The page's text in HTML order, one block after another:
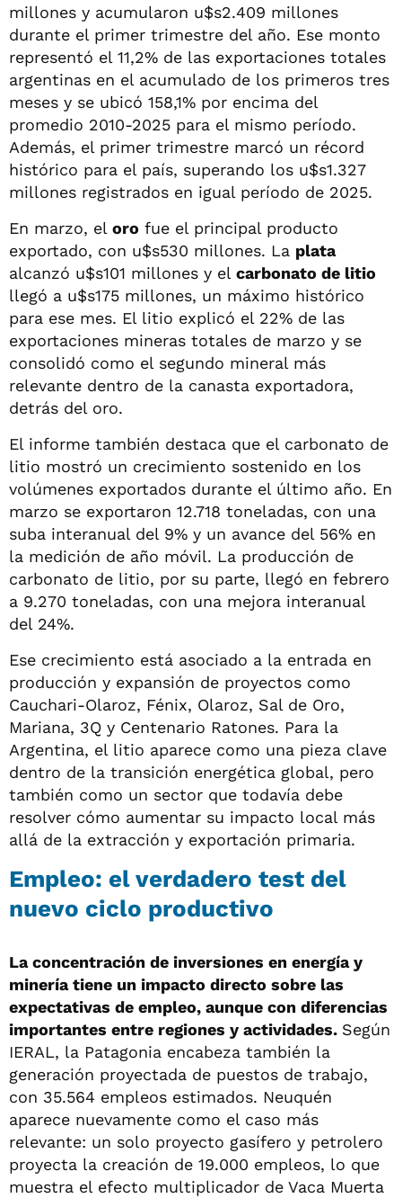
millones y acumularon u$s2.409 millones
durante el primer trimestre del año. Ese monto
representó el 11,2% de las exportaciones totales
argentinas en el acumulado de los primeros tres
meses y se ubicó 158,1% por encima del
promedio 2010-2025 para el mismo período.
Además, el primer trimestre marcó un récord
histórico para el país, superando los u$s1.327
millones registrados en igual período de 2025.
En marzo, el oro fue el principal producto
exportado, con u$s530 millones. La plata
alcanzó u$s101 millones y el carbonato de litio
llegó a u$s175 millones, un máximo histórico
para ese mes. El litio explicó el 22% de las
exportaciones mineras totales de marzo y se
consolidó como el segundo mineral más
relevante dentro de la canasta exportadora,
detrás del oro.
El informe también destaca que el carbonato de
litio mostró un crecimiento sostenido en los
volúmenes exportados durante el último año. En
marzo se exportaron 12.718 toneladas, con una
suba interanual del 9% y un avance del 56% en
la medición de año móvil. La producción de
carbonato de litio, por su parte, llegó en febrero
a 9.270 toneladas, con una mejora interanual
del 24%.
Ese crecimiento está asociado a la entrada en
producción y expansión de proyectos como
Cauchari-Olaroz, Fénix, Olaroz, Sal de Oro,
Mariana, 3Q y Centenario Ratones. Para la
Argentina, el litio aparece como una pieza clave
dentro de la transición energética global, pero
también como un sector que todavía debe
resolver cómo aumentar su impacto local más
allá de la extracción y exportación primaria.
Empleo: el verdadero test del
nuevo ciclo productivo
La concentración de inversiones en energía y
minería tiene un impacto directo sobre las
expectativas de empleo, aunque con diferencias
importantes entre regiones y actividades. Según
IERAL, la Patagonia encabeza también la
generación proyectada de puestos de trabajo,
con 35.564 empleos estimados. Neuquén
aparece nuevamente como el caso más
relevante: un solo proyecto gasífero y petrolero
proyecta la creación de 19.000 empleos, lo que
muestra el efecto multiplicador de Vaca Muerta